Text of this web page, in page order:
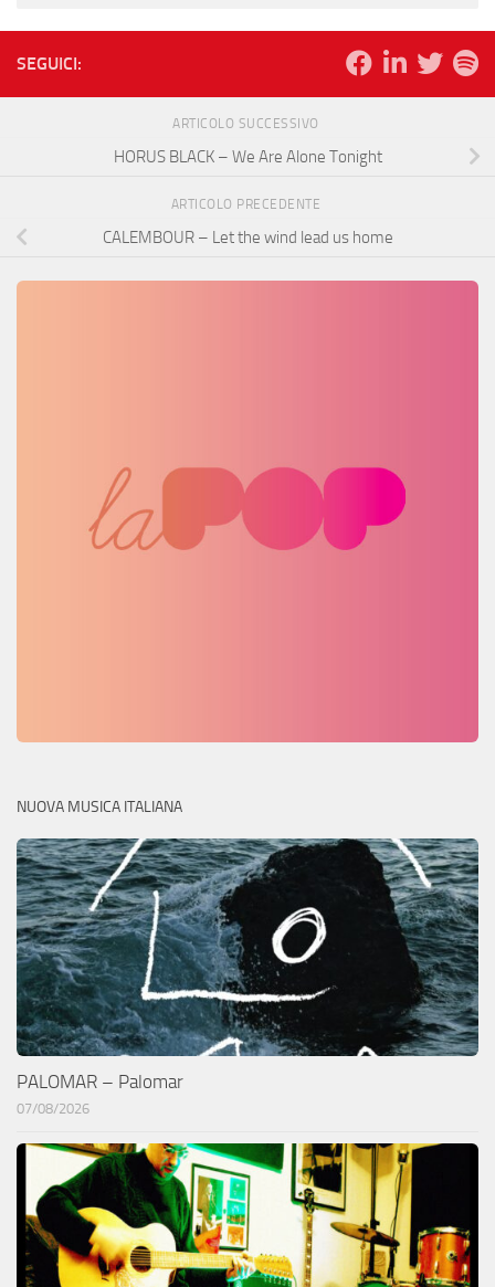
SEGUICI:
ARTICOLO SUCCESSIVO
HORUS BLACK – We Are Alone Tonight
ARTICOLO PRECEDENTE
CALEMBOUR – Let the wind lead us home
NUOVA MUSICA ITALIANA
PALOMAR – Palomar
07/08/2026